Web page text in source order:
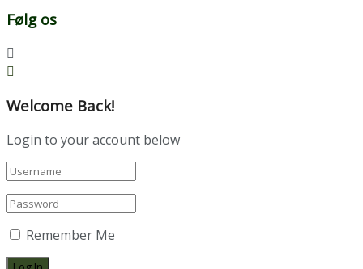
Følg os
Welcome Back!
Login to your account below
Remember Me